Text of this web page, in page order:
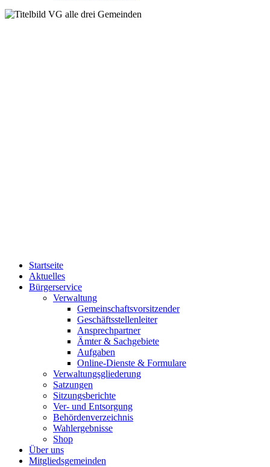
Startseite
Aktuelles
Bürgerservice
Verwaltung
Gemeinschaftsvorsitzender
Geschäftsstellenleiter
Ansprechpartner
Ämter & Sachgebiete
Aufgaben
Online-Dienste & Formulare
Verwaltungsgliederung
Satzungen
Sitzungsberichte
Ver- und Entsorgung
Behördenverzeichnis
Wahlergebnisse
Shop
Über uns
Mitgliedsgemeinden